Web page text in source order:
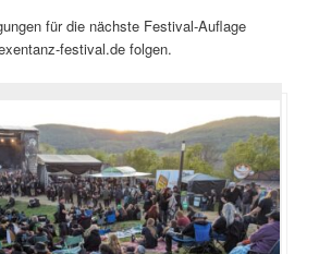
für die nächste Festival-Auflage
festival.de folgen.